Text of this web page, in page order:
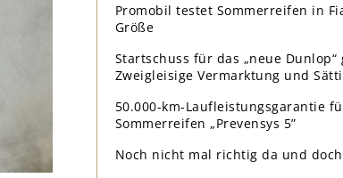
Promobil testet Sommerreifen in
Größe
Startschuss für das „neue Dunlop“
Zweigleisige Vermarktung und
50.000-km-Laufleistungsgarantie
Sommerreifen „Prevensys 5”
Noch nicht mal richtig da und